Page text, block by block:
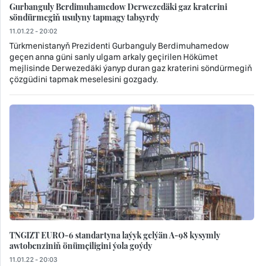
Gurbanguly Berdimuhamedow Derwezedäki gaz kraterini
söndürmegiň usulyny tapmagy tabşyrdy
11.01.22 - 20:02
Türkmenistanyň Prezidenti Gurbanguly Berdimuhamedow
geçen anna güni sanly ulgam arkaly geçirilen Hökümet
mejlisinde Derwezedäki ýanyp duran gaz kraterini söndürmegiň
çözgüdini tapmak meselesini gozgady.
TNGIZT EURO-6 standartyna laýyk gelýän A-98 kysymly
awtobenziniň önümçiligini ýola goýdy
11.01.22 - 20:03